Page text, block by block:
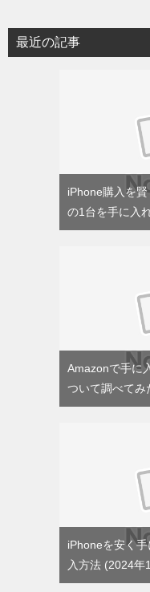
リ
ー
最近の記事
iPhone購入を
の1台を手に入
Amazonで手に
ついて調べてみ
iPhoneを安く
入方法
2024年